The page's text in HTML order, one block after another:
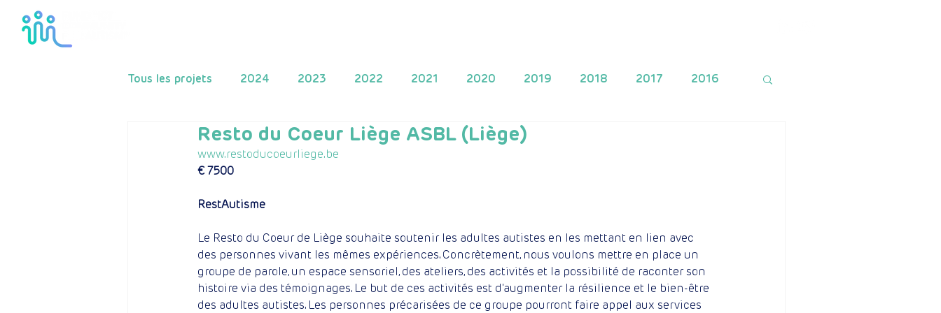
Tous les projets 2024 2023 2022 2021 2020 2019 2018 2017 2016
2014 2013 2010 2009 2025
Resto du Coeur Liège ASBL (Liège)
www.restoducoeurliege.be
€ 7500
RestAutisme
Le Resto du Coeur de Liège souhaite soutenir les adultes autistes en les mettant en lien avec
des personnes vivant les mêmes expériences. Concrètement, nous voulons mettre en place un
groupe de parole, un espace sensoriel, des ateliers, des activités et la possibilité de raconter son
histoire via des témoignages. Le but de ces activités est d'augmenter la résilience et le bien-être
des adultes autistes. Les personnes précarisées de ce groupe pourront faire appel aux services